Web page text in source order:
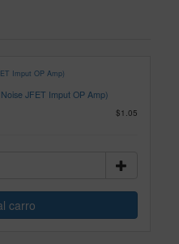
JFET Imput OP Amp)
$1.05